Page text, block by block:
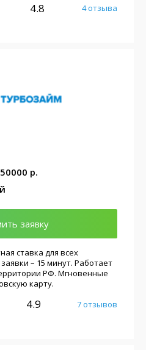
4.8 4 отзыва
р.
заявку
ставка для всех
– 15 минут. Работает
РФ. Мгновенные
карту.
4.9 7 отзывов